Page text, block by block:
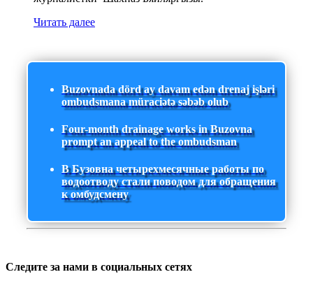
Читать далее
Buzovnada dörd ay davam edən drenaj işləri
ombudsmana müraciətə səbəb olub
Four-month drainage works in Buzovna
prompt an appeal to the ombudsman
В Бузовна четырехмесячные работы по
водоотводу стали поводом для обращения
к омбудсмену
Следите за нами в социальных сетях